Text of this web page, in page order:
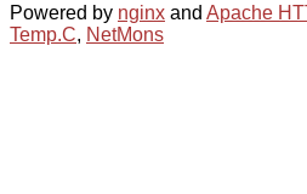
Powered by nginx and Apache
Temp.C, NetMons